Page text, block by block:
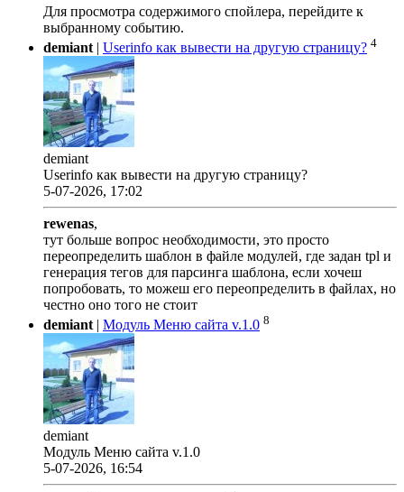
Для просмотра содержимого спойлера, перейдите к
выбранному событию.
demiant | Userinfo как вывести на другую страницу? 4
demiant
Userinfo как вывести на другую страницу?
5-07-2026, 17:02
rewenas,
тут больше вопрос необходимости, это просто
переопределить шаблон в файле модулей, где задан tpl и
генерация тегов для парсинга шаблона, если хочеш
попробовать, то можеш его переопределить в файлах, но
честно оно того не стоит
demiant | Модуль Меню сайта v.1.0 8
demiant
Модуль Меню сайта v.1.0
5-07-2026, 16:54